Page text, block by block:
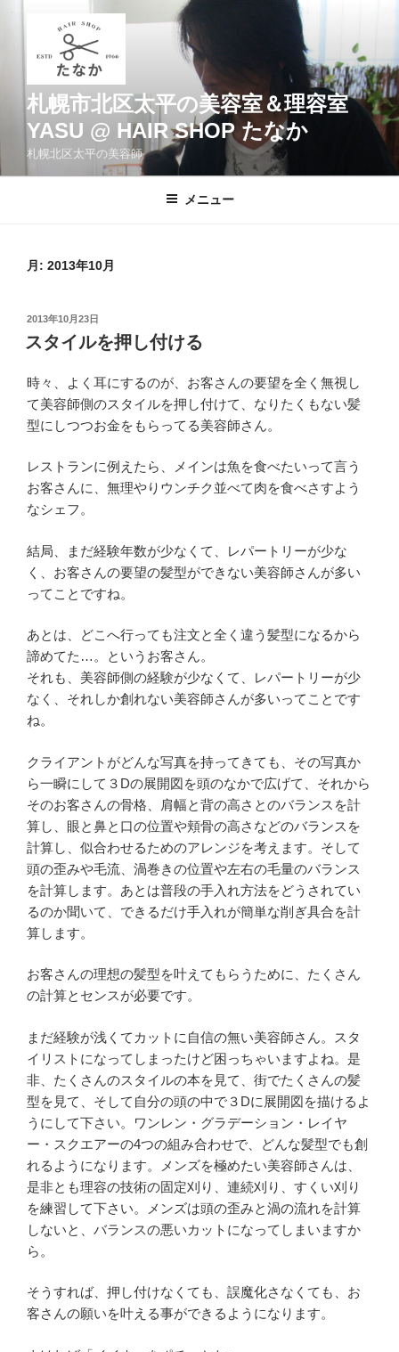
ッ
札幌市北区太平の美容室＆理容室
YASU @ HAIR SHOP たなか
札幌北区太平の美容師
メニュー
月: 2013年10月
投
稿
日:
2013年10月23日
スタイルを押し付ける
時々、よく耳にするのが、お客さんの要望を全く無視し
て美容師側のスタイルを押し付けて、なりたくもない髪
型にしつつお金をもらってる美容師さん。
レストランに例えたら、メインは魚を食べたいって言う
お客さんに、無理やりウンチク並べて肉を食べさすよう
なシェフ。
結局、まだ経験年数が少なくて、レパートリーが少な
く、お客さんの要望の髪型ができない美容師さんが多い
ってことですね。
あとは、どこへ行っても注文と全く違う髪型になるから
諦めてた…。というお客さん。
それも、美容師側の経験が少なくて、レパートリーが少
なく、それしか創れない美容師さんが多いってことです
ね。
クライアントがどんな写真を持ってきても、その写真か
ら一瞬にして３Dの展開図を頭のなかで広げて、それから
そのお客さんの骨格、肩幅と背の高さとのバランスを計
算し、眼と鼻と口の位置や頬骨の高さなどのバランスを
計算し、似合わせるためのアレンジを考えます。そして
頭の歪みや毛流、渦巻きの位置や左右の毛量のバランス
を計算します。あとは普段の手入れ方法をどうされてい
るのか聞いて、できるだけ手入れが簡単な削ぎ具合を計
算します。
お客さんの理想の髪型を叶えてもらうために、たくさん
の計算とセンスが必要です。
まだ経験が浅くてカットに自信の無い美容師さん。スタ
イリストになってしまったけど困っちゃいますよね。是
非、たくさんのスタイルの本を見て、街でたくさんの髪
型を見て、そして自分の頭の中で３Dに展開図を描けるよ
うにして下さい。ワンレン・グラデーション・レイヤ
ー・スクエアーの4つの組み合わせで、どんな髪型でも創
れるようになります。メンズを極めたい美容師さんは、
是非とも理容の技術の固定刈り、連続刈り、すくい刈り
を練習して下さい。メンズは頭の歪みと渦の流れを計算
しないと、バランスの悪いカットになってしまいますか
ら。
そうすれば、押し付けなくても、誤魔化さなくても、お
客さんの願いを叶える事ができるようになります。